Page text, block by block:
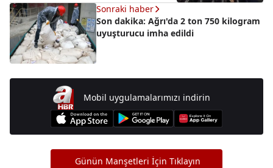
Sonraki haber
Son dakika: Ağrı'da 2 ton 750 kilogram
uyuşturucu imha edildi
Mobil uygulamalarımızı indirin
Günün Manşetleri İçin Tıklayın